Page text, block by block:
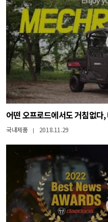
어떤 오프로드에서도 거침없다
국내제품 | 2018.11.29